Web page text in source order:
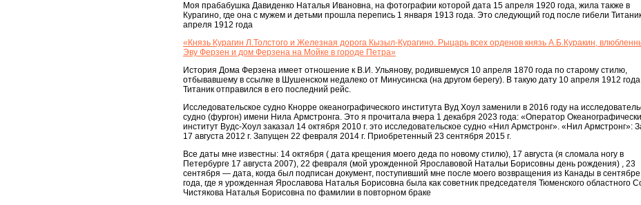
Моя прабабушка Давиденко Наталья Ивановна, на фотографии которой дата 15 апреля 1920 года, жила также в
Курагино, где она с мужем и детьми прошла перепись 1 января 1913 года. Это следующий год после гибели
апреля 1912 года
«Князь Курагин Л.Толстого и Железная дорога Кызыл-Курагино. Рыцарь всех орденов князь А.Б.Куракин,
Эву Ферзен и дом Ферзена на Мойке в городе Петра»
История Дома Ферзена имеет отношение к В.И. Ульянову, родившемуся 10 апреля 1870 года по старому стилю,
отбывавшему в ссылке в Шушенском недалеко от Минусинска (на другом берегу). В такую дату 10 апреля 1912 года
Титаник отправился в его последний рейс.
Исследовательское судно Кнорре океанографического института Вуд Хоул заменили в 2016 году на
судно (фургон) имени Нила Армстронга. Это я прочитала вчера 1 декабря 2023 года: «Оператор
институт Вудс-Хоул заказал 14 октября 2010 г. это исследовательское судно «Нил Армстронг». «Нил Армстронг»:
17 августа 2012 г. Запущен 22 февраля 2014 г. Приобретенный 23 сентября 2015 г.
Все даты мне известны: 14 октября ( дата крещения моего деда по новому стилю), 17 августа (я сломала ногу в
Петербурге 17 августа 2007), 22 февраля (мой урожденной Ярославовой Натальи Борисовны день рождения) , 23
сентября — дата, когда был подписан документ, поступивший мне после моего возвращения из Канады в
года, где я урожденная Ярославова Наталья Борисовна была как советник председателя Тюменского областного
Чистякова Наталья Борисовна по фамилии в повторном браке